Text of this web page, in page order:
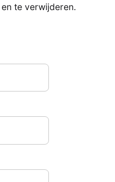
te verwijderen.